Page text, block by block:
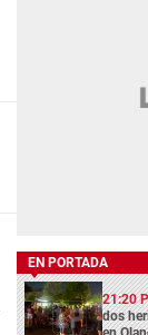
EN PORTADA
21:20
dos